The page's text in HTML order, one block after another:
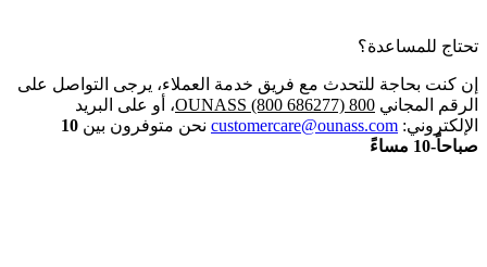
تحتاج للمساعدة؟
إن كنت بحاجة للتحدث مع فريق خدمة العملاء، يرجى التواصل على
الرقم المجاني 800 OUNASS (800 686277)
، أو على البريد
الإلكتروني: customercare@ounass.com نحن متوفرون بين 10
صباحاً-10 مساءً